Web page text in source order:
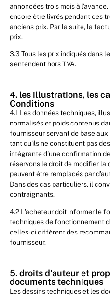
annoncées trois mois à
encore être livrés pendant ces
anciens prix. Par la suite, la
prix.
3.3 Tous les prix indiqués dans
s'entendent hors TVA.
4. les illustrations, les
Conditions
4.1 Les données techniques,
normalisés et poids contenus
fournisseur servant de base
tant qu'ils ne constituent pas
intégrante d'une confirmation
réservons le droit de modifier la
peuvent être remplacés par
Dans des cas particuliers, il
contraignants.
4.2 L'acheteur doit informer le
techniques de fonctionnement
celles-ci diffèrent des
fournisseur.
5. droits d'auteur et
documents techniques
Les dessins techniques et les